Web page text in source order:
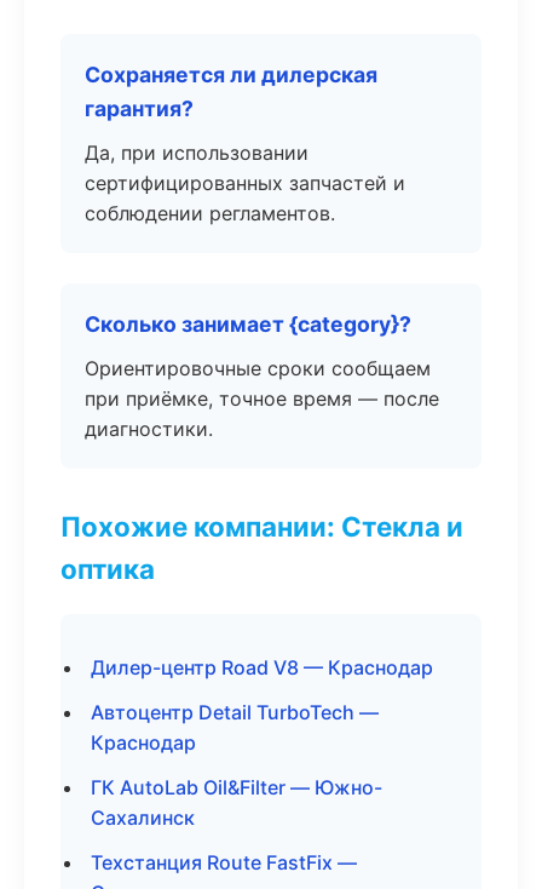
Сохраняется ли дилерская
гарантия?
Да, при использовании
сертифицированных запчастей и
соблюдении регламентов.
Сколько занимает {category}?
Ориентировочные сроки сообщаем
при приёмке, точное время — после
диагностики.
Похожие компании: Стекла и
оптика
Дилер-центр Road V8 — Краснодар
Автоцентр Detail TurboTech —
Краснодар
ГК AutoLab Oil&Filter — Южно-
Сахалинск
Техстанция Route FastFix —